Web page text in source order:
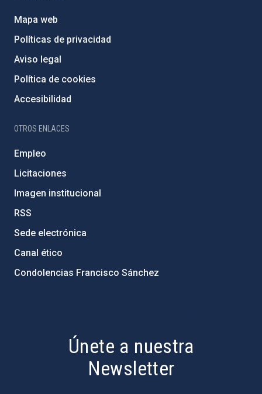
Mapa web
Políticas de privacidad
Aviso legal
Política de cookies
Accesibilidad
OTROS ENLACES
Empleo
Licitaciones
Imagen institucional
RSS
Sede electrónica
Canal ético
Condolencias Francisco Sánchez
Únete a nuestra
Newsletter